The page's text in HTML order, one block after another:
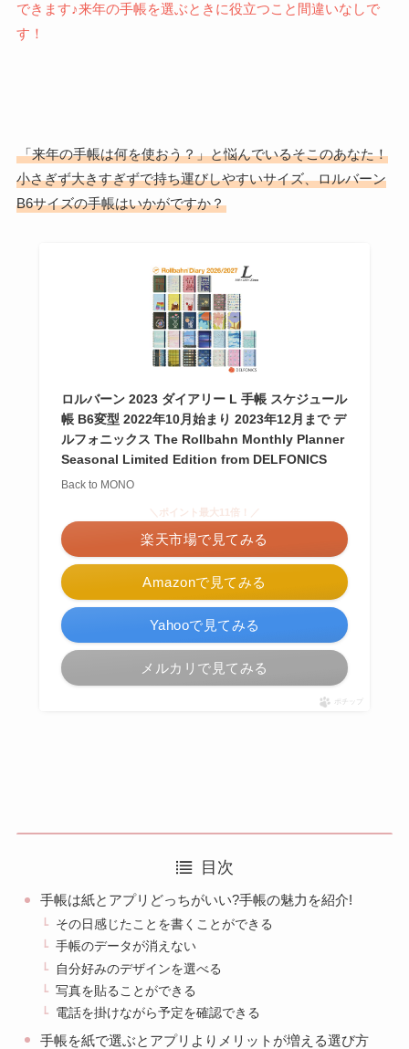
できます♪来年の手帳を選ぶときに役立つこと間違いなしで
す！
「来年の手帳は何を使おう？」と悩んでいるそこのあなた！
小さぎず大きすぎずで持ち運びしやすいサイズ、ロルバーン
B6サイズの手帳はいかがですか？
ロルバーン 2023 ダイアリー L 手帳 スケジュール
帳 B6変型 2022年10月始まり 2023年12月まで デ
ルフォニックス The Rollbahn Monthly Planner
Seasonal Limited Edition from DELFONICS
Back to MONO
Amazonで見てみる
＼ポイント最大11倍！／
楽天市場で見てみる
Yahooで見てみる
メルカリで見てみる
ポチップ
目次
手帳は紙とアプリどっちがいい?手帳の魅力を紹介!
その日感じたことを書くことができる
手帳のデータが消えない
自分好みのデザインを選べる
写真を貼ることができる
電話を掛けながら予定を確認できる
手帳を紙で選ぶとアプリよりメリットが増える選び方